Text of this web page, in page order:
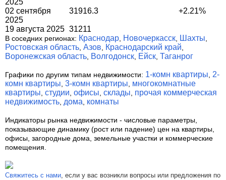
2025
02 сентября
2025
31916.3 +2.21%
19 августа 2025 31211
В соседних регионах: Краснодар Новочеркасск Шахты
Ростовская область Азов Краснодарский край
Воронежская область Волгодонск Ейск Таганрог
Графики по другим типам недвижимости: 1-комн квартиры 2-
комн квартиры 3-комн квартиры многокомнатные
квартиры студии офисы склады прочая коммерческая
недвижимость дома комнаты
Индикаторы рынка недвижимости - числовые параметры,
показывающие динамику (рост или падение) цен на квартиры,
офисы, загородные дома, земельные участки и коммерческие
помещения.
Свяжитесь с нами, если у вас возникли вопросы или предложения по